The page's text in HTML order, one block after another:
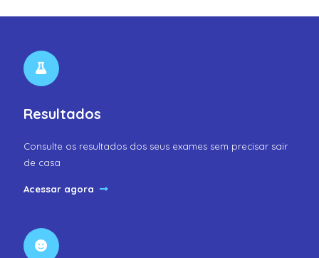
Resultados
Consulte os resultados dos seus exames sem precisar sair
de casa
Acessar agora